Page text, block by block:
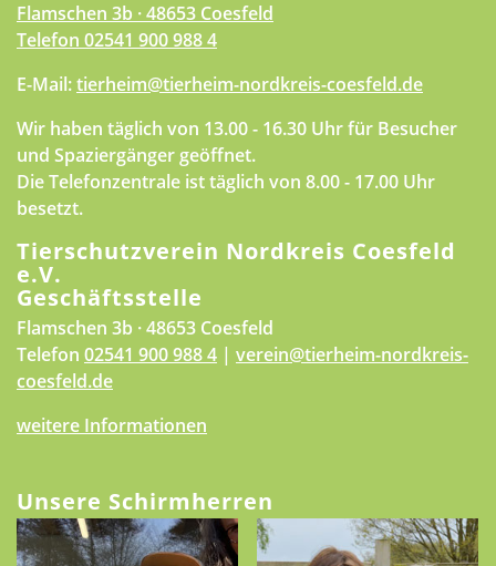
Flamschen 3b · 48653 Coesfeld
Telefon 02541 900 988 4
E-Mail:tierheim@tierheim-nordkreis-coesfeld.de
Wir haben täglich von 13.00 - 16.30 Uhr für Besucher
und Spaziergänger geöffnet.
Die Telefonzentrale ist täglich von 8.00 - 17.00 Uhr
besetzt.
Tierschutzverein Nordkreis Coesfeld
e.V.
Geschäftsstelle
Flamschen 3b · 48653 Coesfeld
Telefon 02541 900 988 4 | verein@tierheim-nordkreis-
coesfeld.de
weitere Informationen
Unsere Schirmherren